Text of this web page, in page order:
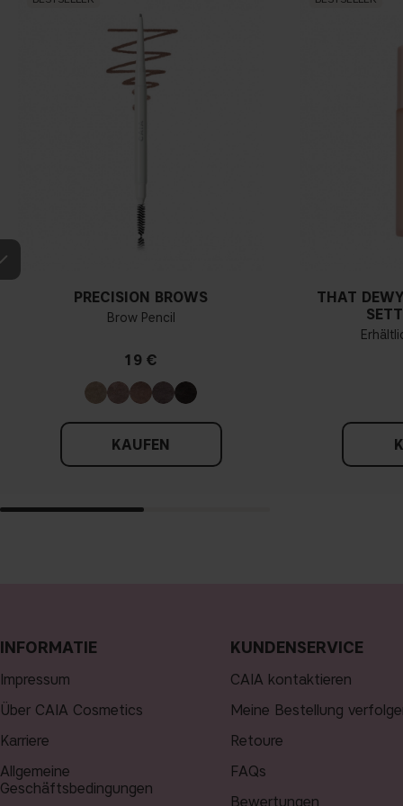
PRECISION BROWS
Brow Pencil
19 €
KAUFEN
THAT
INFORMATIE
Impressum
Über CAIA Cosmetics
Karriere
Allgemeine
Geschäftsbedingungen
KUNDENSERVICE
CAIA kontaktieren
Meine Bestellung
Retoure
FAQs
Bewertungen